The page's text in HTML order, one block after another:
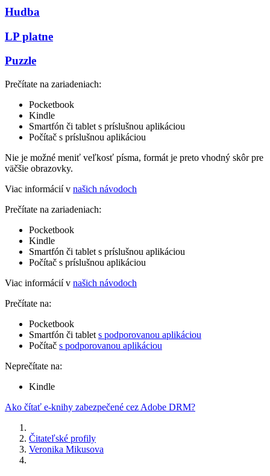
Hudba
LP platne
Puzzle
Prečítate na zariadeniach:
Pocketbook
Kindle
Smartfón či tablet s príslušnou aplikáciou
Počítač s príslušnou aplikáciou
Nie je možné meniť veľkosť písma, formát je preto vhodný skôr pre
väčšie obrazovky.
Viac informácií v našich návodoch
Prečítate na zariadeniach:
Pocketbook
Kindle
Smartfón či tablet s príslušnou aplikáciou
Počítač s príslušnou aplikáciou
Viac informácií v našich návodoch
Prečítate na:
Pocketbook
Smartfón či tablet s podporovanou aplikáciou
Počítač s podporovanou aplikáciou
Neprečítate na:
Kindle
Ako čítať e-knihy zabezpečené cez Adobe DRM?
Čitateľské profily
Veronika Mikusova